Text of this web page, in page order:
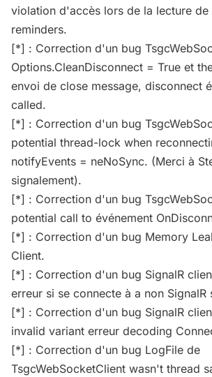
violation d'accès lors de la lecture de
reminders.
[*] : Correction d'un bug
Options.CleanDisconnect = True et
envoi de close message, disconnect
called.
[*] : Correction d'un bug
potential thread-lock when
notifyEvents = neNoSync. (Merci à
signalement).
[*] : Correction d'un bug
potential call to événement
[*] : Correction d'un bug Memory
Client.
[*] : Correction d'un bug SignalR
erreur si se connecte à a non SignalR
[*] : Correction d'un bug SignalR
invalid variant erreur decoding
[*] : Correction d'un bug LogFile de
TsgcWebSocketClient wasn't thread